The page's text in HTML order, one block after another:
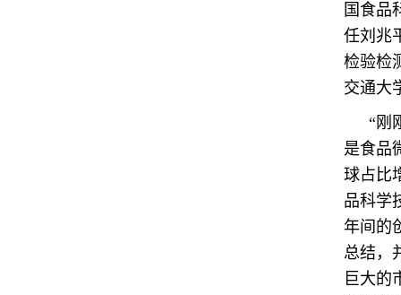
国食品
任刘兆
检验检
交通大
“刚
是食品
球占比
品科学
年间的
总结，
巨大的